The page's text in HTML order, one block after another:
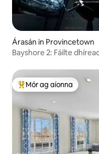
Árasán in Provincetown
Bayshore 2: Fáilte
An-mhór ag aíonna
Mór ag aíonna